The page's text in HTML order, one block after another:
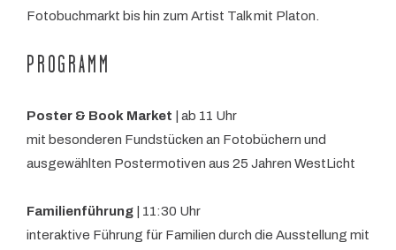
Fotobuchmarkt bis hin zum Artist Talk mit Platon.
PROGRAMM
Poster & Book Market
| ab 11 Uhr
mit besonderen Fundstücken an Fotobüchern und
ausgewählten Postermotiven aus 25 Jahren WestLicht
Familienführung
| 11:30 Uhr
interaktive Führung für Familien durch die Ausstellung mit